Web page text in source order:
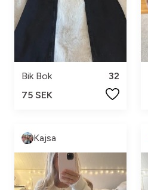
Bik Bok
32
75 SEK
Kajsa